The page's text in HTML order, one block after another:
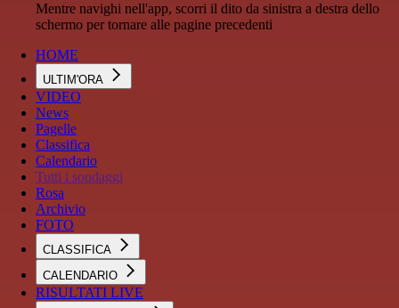
Mentre navighi nell'app, scorri il dito da sinistra a destra dello
schermo per tornare alle pagine precedenti
HOME
ULTIM'ORA
VIDEO
News
Pagelle
Classifica
Calendario
Tutti i sondaggi
Rosa
Archivio
FOTO
CLASSIFICA
CALENDARIO
RISULTATI LIVE